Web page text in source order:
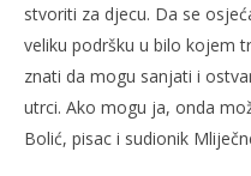
stvoriti za djecu. Da se
veliku podršku u bilo kojem
znati da mogu sanjati i
utrci. Ako mogu ja, onda
Bolić, pisac i sudionik